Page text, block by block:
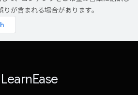
が含まれる場合があります。
LearnEase